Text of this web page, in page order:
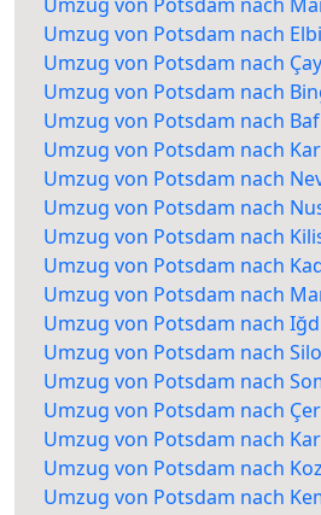
Umzug von Potsdam nach
Umzug von Potsdam nach
Umzug von Potsdam nach
Umzug von Potsdam nach
Umzug von Potsdam nach
Umzug von Potsdam nach
Umzug von Potsdam nach
Umzug von Potsdam nach
Umzug von Potsdam nach
Umzug von Potsdam nach
Umzug von Potsdam nach
Umzug von Potsdam nach
Umzug von Potsdam nach
Umzug von Potsdam nach
Umzug von Potsdam nach
Umzug von Potsdam nach
Umzug von Potsdam nach